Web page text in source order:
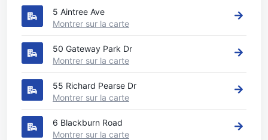
5 Aintree Ave
Montrer sur la carte
50 Gateway Park Dr
Montrer sur la carte
55 Richard Pearse Dr
Montrer sur la carte
6 Blackburn Road
Montrer sur la carte